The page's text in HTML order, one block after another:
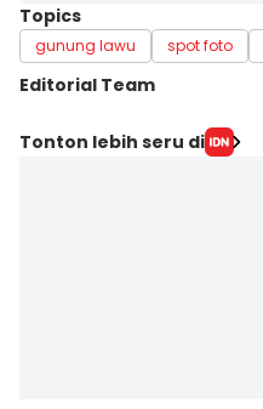
Topics
gunung lawu spot foto
Editorial Team
Editor
Tonton lebih seru di